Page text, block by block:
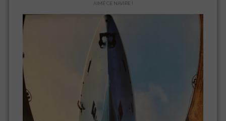
AIMÉ CE NAVIRE !